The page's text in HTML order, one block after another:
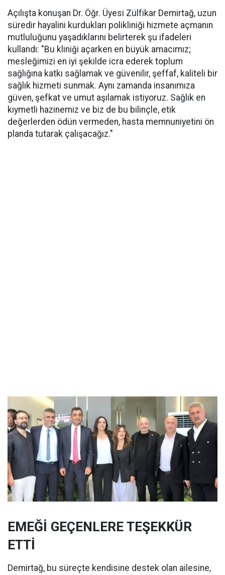
Açılışta konuşan Dr. Öğr. Üyesi Zülfikar Demirtağ, uzun
süredir hayalini kurdukları polikliniği hizmete açmanın
mutluluğunu yaşadıklarını belirterek şu ifadeleri
kullandı: "Bu kliniği açarken en büyük amacımız;
mesleğimizi en iyi şekilde icra ederek toplum
sağlığına katkı sağlamak ve güvenilir, şeffaf, kaliteli bir
sağlık hizmeti sunmak. Aynı zamanda insanımıza
güven, şefkat ve umut aşılamak istiyoruz. Sağlık en
kıymetli hazinemiz ve biz de bu bilinçle, etik
değerlerden ödün vermeden, hasta memnuniyetini ön
planda tutarak çalışacağız."
EMEĞİ GEÇENLERE TEŞEKKÜR
ETTİ
Demirtağ, bu süreçte kendisine destek olan ailesine,